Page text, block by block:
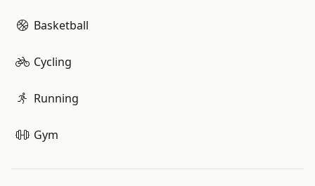
Basketball
Cycling
Running
Gym